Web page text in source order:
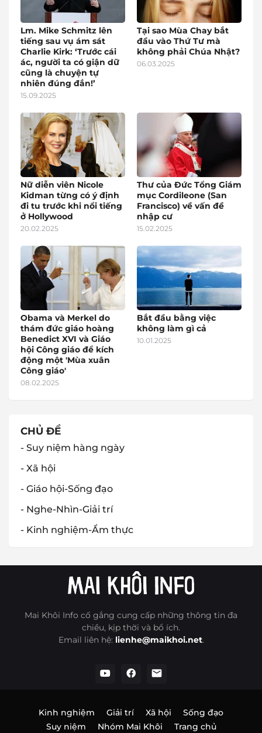
Lm. Mike Schmitz lên
tiếng sau vụ ám sát
Charlie Kirk: ‘Trước cái
ác, người ta có giận dữ
cũng là chuyện tự
nhiên đúng đắn!’
15.09.2025
Tại sao Mùa Chay bắt
đầu vào Thứ Tư mà
không phải Chúa Nhật?
06.03.2025
Nữ diễn viên Nicole
Kidman từng có ý định
đi tu trước khi nổi tiếng
ở Hollywood
20.02.2025
Thư của Đức Tổng Giám
mục Cordileone (San
Francisco) về vấn đề
nhập cư
15.02.2025
Obama và Merkel do
thám đức giáo hoàng
Benedict XVI và Giáo
hội Công giáo để kích
động một 'Mùa xuân
Công giáo'
08.02.2025
Bắt đầu bằng việc
không làm gì cả
10.01.2025
CHỦ ĐỀ
- Suy niệm hàng ngày
- Xã hội
- Giáo hội-Sống đạo
- Nghe-Nhìn-Giải trí
- Kinh nghiệm-Ẩm thực
Mai Khôi Info cố gắng cung cấp những thông tin đa
chiều, kịp thời và bổ ích.
Email liên hệ: lienhe@maikhoi.net.
Kinh nghiệm Giải trí Xã hội
Sống đạo
Suy niệm
Nhóm Mai Khôi Trang chủ